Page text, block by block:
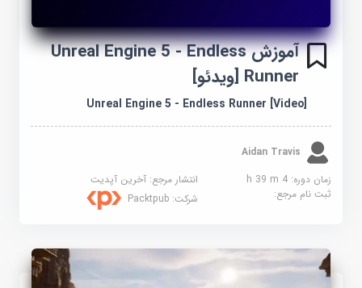
آموزش Unreal Engine 5 - Endless
Runner [ویدئو]
Unreal Engine 5 - Endless Runner [Video]
Aidan Travis
زمان دوره: 4 h 39 m
انتشار مرجع:آخرین آپدیت
ثبت نام مرجع:
شرکت:Packtpub